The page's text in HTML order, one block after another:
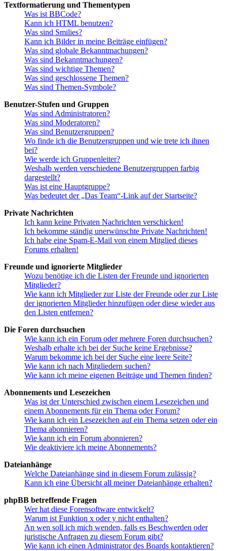
Textformatierung und Thementypen
Was ist BBCode?
Kann ich HTML benutzen?
Was sind Smilies?
Kann ich Bilder in meine Beiträge einfügen?
Was sind globale Bekanntmachungen?
Was sind Bekanntmachungen?
Was sind wichtige Themen?
Was sind geschlossene Themen?
Was sind Themen-Symbole?
Benutzer-Stufen und Gruppen
Was sind Administratoren?
Was sind Moderatoren?
Was sind Benutzergruppen?
Wo finde ich die Benutzergruppen und wie trete ich ihnen
bei?
Wie werde ich Gruppenleiter?
Weshalb werden verschiedene Benutzergruppen farbig
dargestellt?
Was ist eine Hauptgruppe?
Was bedeutet der „Das Team“-Link auf der Startseite?
Private Nachrichten
Ich kann keine Privaten Nachrichten verschicken!
Ich bekomme ständig unerwünschte Private Nachrichten!
Ich habe eine Spam-E-Mail von einem Mitglied dieses
Forums erhalten!
Freunde und ignorierte Mitglieder
Wozu benötige ich die Listen der Freunde und ignorierten
Mitglieder?
Wie kann ich Mitglieder zur Liste der Freunde oder zur Liste
der ignorierten Mitglieder hinzufügen oder diese wieder aus
den Listen entfernen?
Die Foren durchsuchen
Wie kann ich ein Forum oder mehrere Foren durchsuchen?
Weshalb erhalte ich bei der Suche keine Ergebnisse?
Warum bekomme ich bei der Suche eine leere Seite?
Wie kann ich nach Mitgliedern suchen?
Wie kann ich meine eigenen Beiträge und Themen finden?
Abonnements und Lesezeichen
Was ist der Unterschied zwischen einem Lesezeichen und
einem Abonnements für ein Thema oder Forum?
Wie kann ich ein Lesezeichen auf ein Thema setzen oder ein
Thema abonnieren?
Wie kann ich ein Forum abonnieren?
Wie deaktiviere ich meine Abonnements?
Dateianhänge
Welche Dateianhänge sind in diesem Forum zulässig?
Kann ich eine Übersicht all meiner Dateianhänge erhalten?
phpBB betreffende Fragen
Wer hat diese Forensoftware entwickelt?
Warum ist Funktion x oder y nicht enthalten?
An wen soll ich mich wenden, falls es Beschwerden oder
juristische Anfragen zu diesem Forum gibt?
Wie kann ich einen Administrator des Boards kontaktieren?